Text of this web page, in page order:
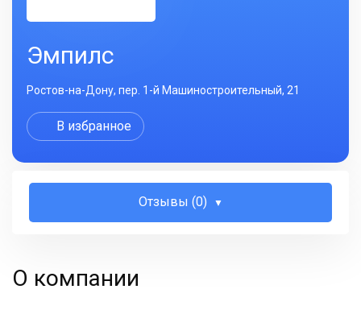
Эмпилс
Ростов-на-Дону, пер. 1-й Машиностроительный, 21
В избранное
Отзывы (0)
О компании